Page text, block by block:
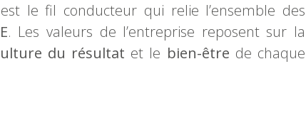
le fil conducteur qui relie l’ensemble des
. Les valeurs de l’entreprise reposent sur la
du résultat et le bien-être de chaque